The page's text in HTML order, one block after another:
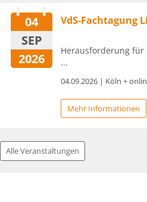
04
SEP
2026
VdS-Fachtagung
Herausforderung
...
04.09.2026 | Köln +
Mehr Informationen
Alle Veranstaltungen